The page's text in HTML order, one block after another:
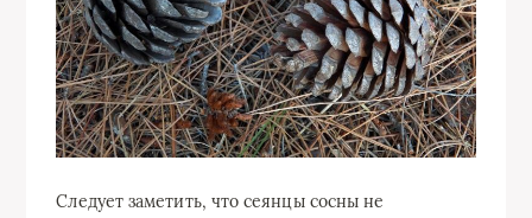
Следует заметить, что сеянцы сосны не